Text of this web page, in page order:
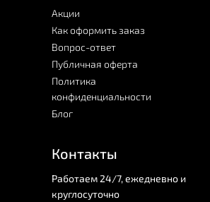
Акции
Как оформить заказ
Вопрос-ответ
Публичная оферта
Политика
конфиденциальности
Блог
Контакты
Работаем 24/7, ежедневно и
круглосуточно